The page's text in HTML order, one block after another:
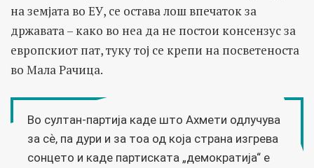
на земјата во ЕУ, се остава лош впечаток за
државата – како во неа да не постои консензус за
европскиот пат, туку тој се крепи на посветеноста
во Мала Рачица.
Во султан-партија каде што Ахмети одлучува
за сѐ, па дури и за тоа од која страна изгрева
сонцето и каде партиската „демократија“ е